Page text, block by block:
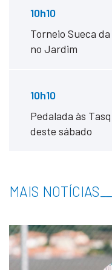
10h10
Torneio Sueca
no Jardim
10h10
Pedalada às
deste sábado
MAIS NOTÍCIAS